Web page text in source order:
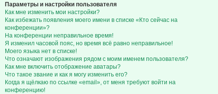
Параметры и настройки пользователя
Как мне изменить мои настройки?
Как избежать появления моего имени в списке «Кто сейчас на
конференции»?
На конференции неправильное время!
Я изменил часовой пояс, но время всё равно неправильное!
Моего языка нет в списке!
Что означают изображения рядом с моим именем пользователя?
Как мне включить отображение аватары?
Что такое звание и как я могу изменить его?
Когда я щёлкаю по ссылке «email», от меня требуют войти на
конференцию!